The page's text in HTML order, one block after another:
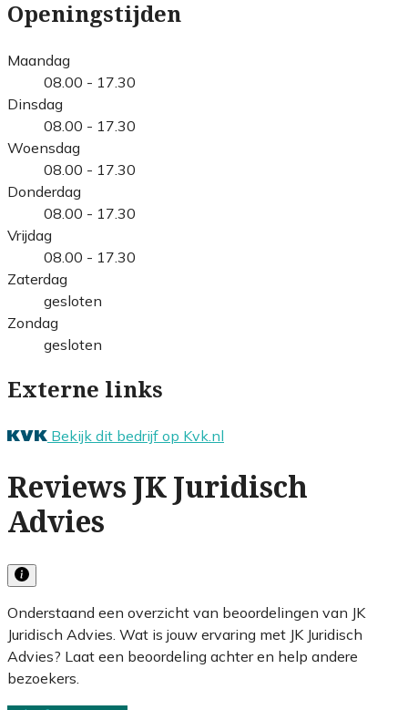
Openingstijden
Maandag
08.00 - 17.30
Dinsdag
08.00 - 17.30
Woensdag
08.00 - 17.30
Donderdag
08.00 - 17.30
Vrijdag
08.00 - 17.30
Zaterdag
gesloten
Zondag
gesloten
Externe links
Bekijk dit bedrijf op Kvk.nl
Reviews JK Juridisch
Advies
Onderstaand een overzicht van beoordelingen van JK
Juridisch Advies. Wat is jouw ervaring met JK Juridisch
Advies? Laat een beoordeling achter en help andere
bezoekers.